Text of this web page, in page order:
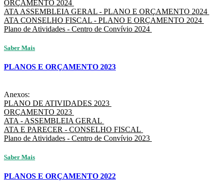
ORÇAMENTO 2024
ATA ASSEMBLEIA GERAL - PLANO E ORÇAMENTO 2024
ATA CONSELHO FISCAL - PLANO E ORÇAMENTO 2024
Plano de Atividades - Centro de Convívio 2024
Saber Mais
PLANOS E ORÇAMENTO 2023
Anexos:
PLANO DE ATIVIDADES 2023
ORÇAMENTO 2023
ATA - ASSEMBLEIA GERAL
ATA E PARECER - CONSELHO FISCAL
Plano de Atividades - Centro de Convívio 2023
Saber Mais
PLANOS E ORÇAMENTO 2022